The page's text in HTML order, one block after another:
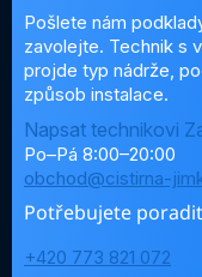
Pošlete nám
zavolejte. Technik s
projde typ nádrže,
způsob instalace.
Napsat technikovi
Po–Pá 8:00–20:00
obchod@cistirna-
Potřebujete
+420 773 821 072